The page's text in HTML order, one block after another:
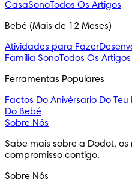
CasaSonoTodos Os Artigos
Bebé (Mais de 12 Meses)
Atividades para Fazer
Família SonoTodos Os Artigos
Ferramentas Populares
Factos Do Anivérsario Do Teu
Do Bebé
Sobre Nós
Sabe mais sobre a Dodot, os
compromisso contigo.
Sobre Nós